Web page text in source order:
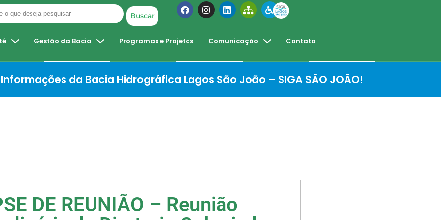
Buscar
Gestão da Bacia Programas e Projetos Comunicação Contato
da Bacia Hidrográfica Lagos São João – SIGA SÃO JOÃO!
DE REUNIÃO – Reunião